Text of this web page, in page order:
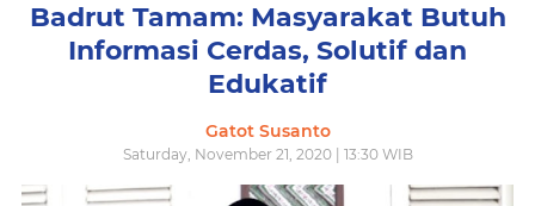
Badrut Tamam: Masyarakat Butuh
Informasi Cerdas, Solutif dan
Edukatif
Gatot Susanto
Saturday, November 21, 2020 | 13:30 WIB